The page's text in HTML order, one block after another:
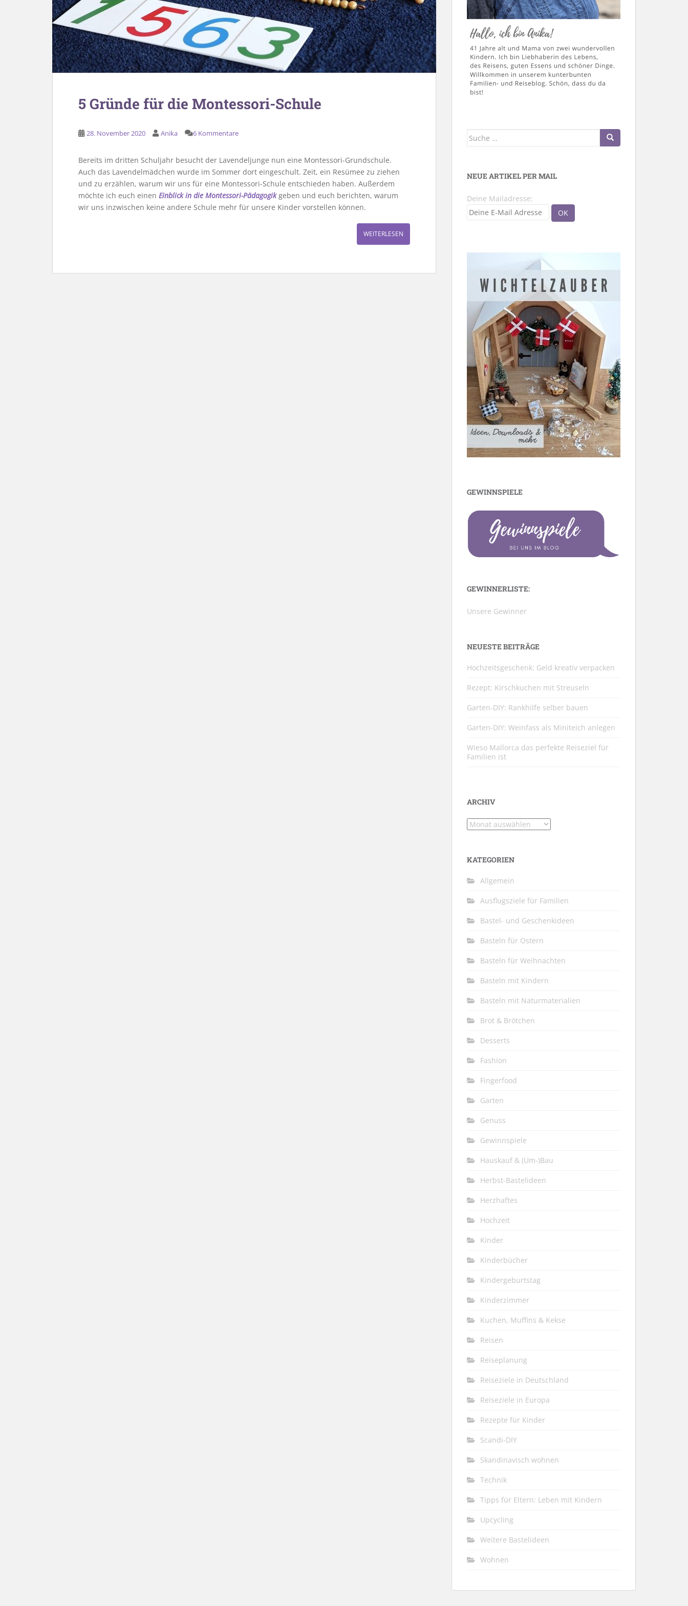
5 Gründe für die Montessori-Schule
28. November 2020 Anika 6 Kommentare
Bereits im dritten Schuljahr besucht der Lavendeljunge nun eine Montessori-Grundschule.
Auch das Lavendelmädchen wurde im Sommer dort eingeschult. Zeit, ein Resümee zu ziehen
und zu erzählen, warum wir uns für eine Montessori-Schule entschieden haben. Außerdem
möchte ich euch einen Einblick in die Montessori-Pädagogikgeben und euch berichten, warum
wir uns inzwischen keine andere Schule mehr für unsere Kinder vorstellen können.
WEITERLESEN
Suche
NEUE ARTIKEL PER MAIL
Deine Mailadresse:
GEWINNSPIELE
GEWINNERLISTE:
Unsere Gewinner
NEUESTE BEITRÄGE
Hochzeitsgeschenk: Geld kreativ verpacken
Rezept: Kirschkuchen mit Streuseln
Garten-DIY: Rankhilfe selber bauen
Garten-DIY: Weinfass als Miniteich anlegen
Wieso Mallorca das perfekte Reiseziel für
Familien ist
ARCHIV
Archiv
KATEGORIEN
Allgemein
Ausflugsziele für Familien
Bastel- und Geschenkideen
Basteln für Ostern
Basteln für Weihnachten
Basteln mit Kindern
Basteln mit Naturmaterialien
Brot & Brötchen
Desserts
Fashion
Fingerfood
Garten
Genuss
Gewinnspiele
Hauskauf & (Um-)Bau
Herbst-Bastelideen
Herzhaftes
Hochzeit
Kinder
Kinderbücher
Kindergeburtstag
Kinderzimmer
Kuchen, Muffins & Kekse
Reisen
Reiseplanung
Reiseziele in Deutschland
Reiseziele in Europa
Rezepte für Kinder
Scandi-DIY
Skandinavisch wohnen
Technik
Tipps für Eltern: Leben mit Kindern
Upcycling
Weitere Bastelideen
Wohnen